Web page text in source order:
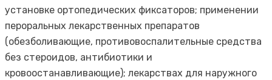
установке ортопедических фиксаторов; применении
пероральных лекарственных препаратов
(обезболивающие, противовоспалительные средства
без стероидов, антибиотики и
кровоостанавливающие); лекарствах для наружного